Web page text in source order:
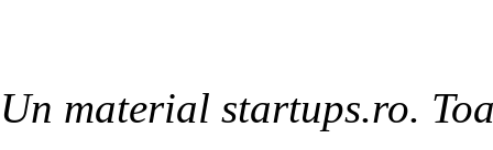
Un material startups.ro.